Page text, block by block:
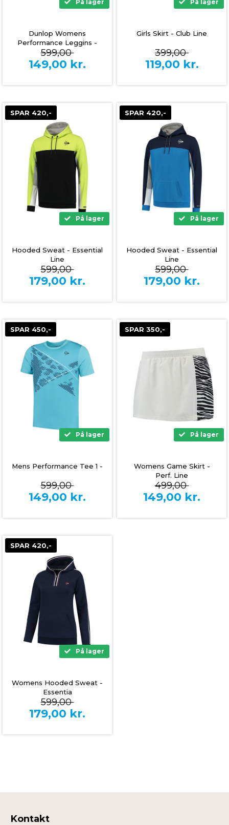
På lager
Dunlop Womens
Performance Leggins -
Svart
599,00
149,00 kr.
På lager
Girls Skirt - Club Line
399,00
119,00 kr.
SPAR 420,-
På lager
Hooded Sweat - Essential
Line
599,00
179,00 kr.
SPAR 420,-
På lager
Hooded Sweat - Essential
Line
599,00
179,00 kr.
SPAR 450,-
På lager
Mens Performance Tee 1 -
599,00
149,00 kr.
SPAR 350,-
På lager
Womens Game Skirt -
Perf. Line
499,00
149,00 kr.
SPAR 420,-
På lager
Womens Hooded Sweat -
Essentia
599,00
179,00 kr.
Kontakt